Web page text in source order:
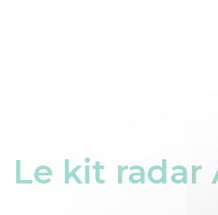
Le kit radar